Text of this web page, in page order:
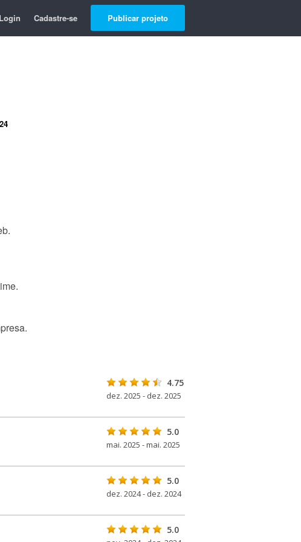
Login Cadastre-se Publicar projeto
4.75
dez. 2025 - dez. 2025
5.0
mai. 2025 - mai. 2025
5.0
dez. 2024 - dez. 2024
5.0